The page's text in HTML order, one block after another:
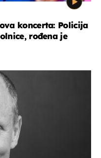
koncerta: Policija
rođena je